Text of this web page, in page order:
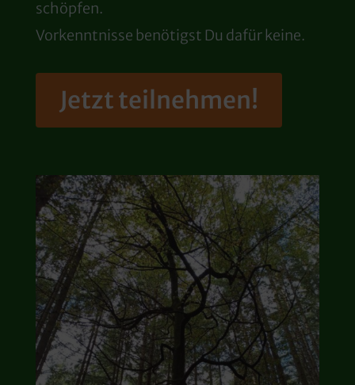
schöpfen.
Vorkenntnisse benötigst Du dafür keine.
Jetzt teilnehmen!